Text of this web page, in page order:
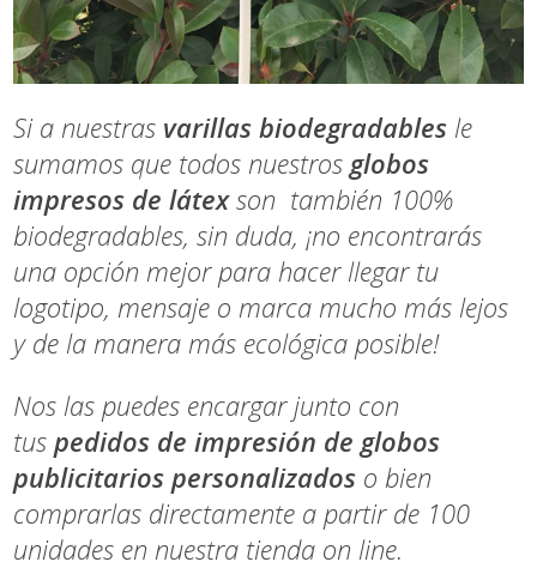
Si a nuestras varillas biodegradables le
sumamos que todos nuestros globos
impresos de látexson también 100%
biodegradables, sin duda, ¡no encontrarás
una opción mejor para hacer llegar tu
logotipo, mensaje o marca mucho más lejos
y de la manera más ecológica posible!
Nos las puedes encargar junto con
tuspedidos de impresión de globos
publicitarios personalizados o bien
comprarlas directamente a partir de 100
unidades en nuestra tienda on line.